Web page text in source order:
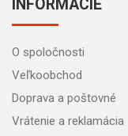
INFORMÁCIE
O spoločnosti
Veľkoobchod
Doprava a poštovné
Vrátenie a reklamácia